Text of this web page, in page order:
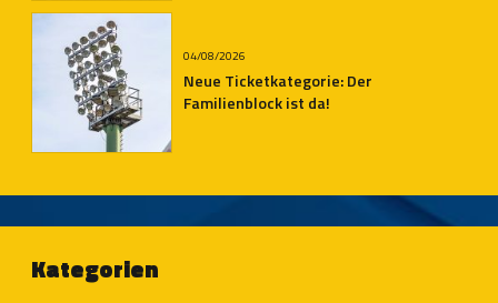
04/08/2026
Neue Ticketkategorie: Der
Familienblock ist da!
Kategorien